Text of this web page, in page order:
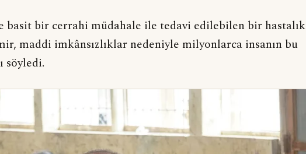
basit bir cerrahi müdahale ile tedavi edilebilen bir hastalık
maddi imkânsızlıklar nedeniyle milyonlarca insanın bu
söyledi.